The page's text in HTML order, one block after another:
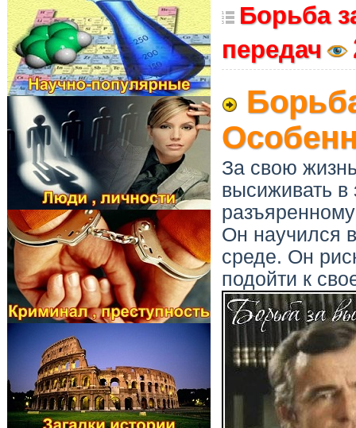
Борьба
передач
За свою
высиживать в
Он научился
среде. Он
подойти к